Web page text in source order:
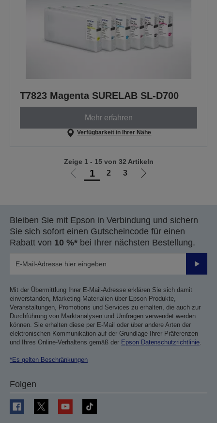
T7823 Magenta SURELAB SL-D700
Mehr erfahren
Verfügbarkeit in Ihrer Nähe
Zur
1 2 3
Zur
Zeige 1 - 15 von 32 Artikeln
Bleiben Sie mit Epson in Verbindung und sichern
Sie sich sofort einen Gutscheincode für einen
Rabatt von 10 %* bei Ihrer nächsten Bestellung.
Mit der Übermittlung Ihrer E-Mail-Adresse erklären Sie sich damit
einverstanden, Marketing-Materialien über Epson Produkte,
Veranstaltungen, Promotions und Services zu erhalten, die auch zur
Durchführung von Marktanalysen und Umfragen verwendet werden
können. Sie erhalten diese per E-Mail oder über andere Arten der
elektronischen Kommunikation auf der Grundlage Ihrer Präferenzen
und Ihres Online-Verhaltens gemäß der Epson Datenschutzrichtlinie.
*Es gelten Beschränkungen
Folgen